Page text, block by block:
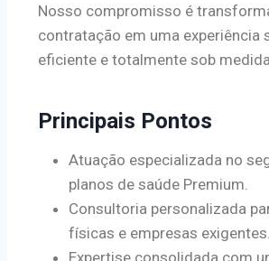
Nosso compromisso é
contratação em uma experiência
eficiente e totalmente sob medida.
Principais Pontos
Atuação especializada no
planos de saúde Premium.
Consultoria personalizada
físicas e empresas exigentes.
Expertise consolidada com